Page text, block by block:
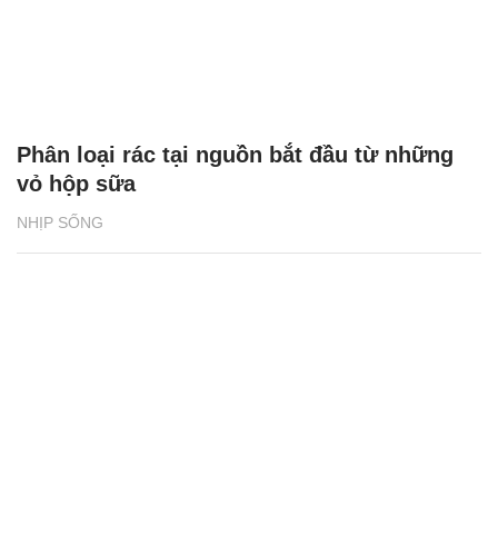
NHỊP SỐNG
Phân loại rác tại nguồn bắt đầu từ những
vỏ hộp sữa